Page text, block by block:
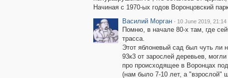
Начиная с 1970-ых годов Воронцовский
Василий Морган · 10 June 2019, 21:14
Помню, в начале 80-х там, где
трасса.
Этот яблоневый сад был чуть ли
93к3 от зарослей деревьев,
про происходящее в Воронцах
(нам было 7-10 лет, а "взрослой"